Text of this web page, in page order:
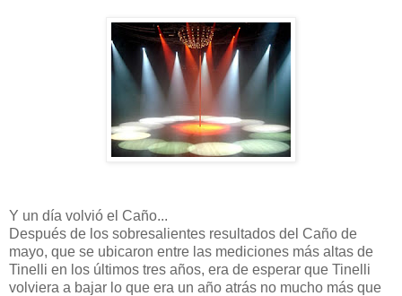
Y un día volvió el Caño...
Después de los sobresalientes resultados del Caño de
mayo, que se ubicaron entre las mediciones más altas de
Tinelli en los últimos tres años, era de esperar que Tinelli
volviera a bajar lo que era un año atrás no mucho más que